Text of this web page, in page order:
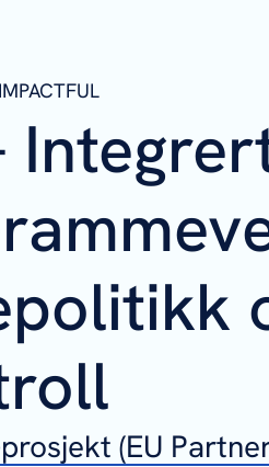
IMPACTFUL
(EU